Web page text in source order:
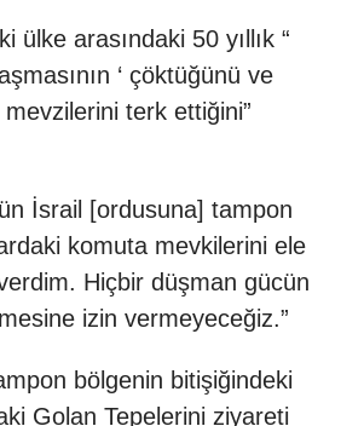
ülke arasındaki 50 yıllık “
‘ çöktüğünü ve
mevzilerini terk ettiğini”
İsrail [ordusuna] tampon
komuta mevkilerini ele
Hiçbir düşman gücün
izin vermeyeceğiz.”
bölgenin bitişiğindeki
Golan Tepelerini ziyareti